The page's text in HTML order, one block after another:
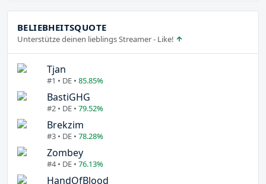
BELIEBHEITSQUOTE
Unterstütze deinen lieblings Streamer - Like!
Tjan
#1 • DE • 85.85%
BastiGHG
#2 • DE • 79.52%
Brekzim
#3 • DE • 78.28%
Zombey
#4 • DE • 76.13%
HandOfBlood